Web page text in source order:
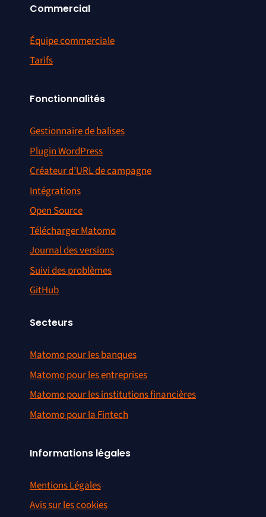
Commercial
Équipe commerciale
Tarifs
Fonctionnalités
Gestionnaire de balises
Plugin WordPress
Créateur d’URL de campagne
Intégrations
Open Source
Télécharger Matomo
Journal des versions
Suivi des problèmes
GitHub
Secteurs
Matomo pour les banques
Matomo pour les entreprises
Matomo pour les institutions financières
Matomo pour la Fintech
Informations légales
Mentions Légales
Avis sur les cookies